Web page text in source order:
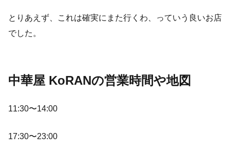
とりあえず、これは確実にまた行くわ、っていう良いお店
でした。
中華屋 KoRANの営業時間や地図
11:30〜14:00
17:30〜23:00